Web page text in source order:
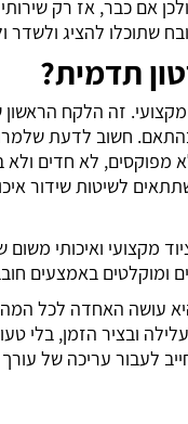
אם כבר, אז רק
שתוכלו להציג ולשדר
תדמית?
זה הלקח
חשוב לדעת
מפוקסים, לא חדים
לשיטות שידור
מקצועי ואיכותי
באמצעים
עושה האחדה לכל
ובציר הזמן, בלי
לעבור עריכה של